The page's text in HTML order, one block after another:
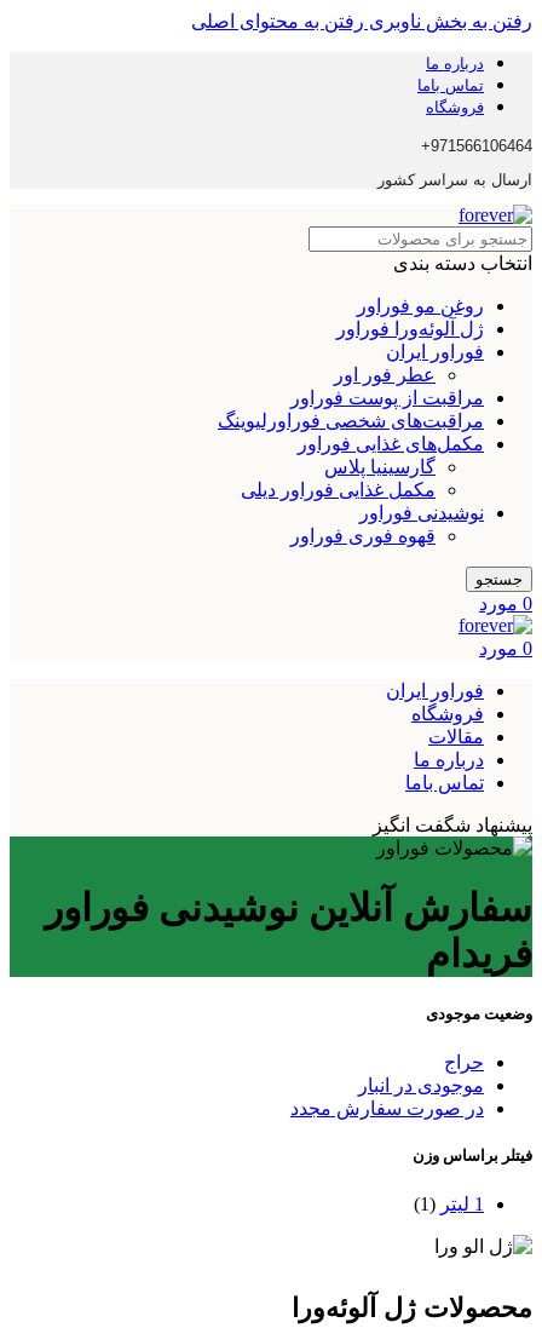
رفتن به بخش ناوبری رفتن به محتوای اصلی
درباره ما
تماس باما
فروشگاه
971566106464+
ارسال به سراسر کشور
انتخاب دسته بندی
روغن مو فوراور
ژل آلوئه‌ورا فوراور
فوراور ایران
عطر فور اور
مراقبت از پوست فوراور
مراقبت‌های شخصی فوراورلیوینگ
مکمل‌های غذایی فوراور
گارسینیا پلاس
مکمل غذایی فوراور دیلی
نوشیدنی فوراور
قهوه فوری فوراور
جستجو
0 مورد
0 مورد
فوراور ایران
فروشگاه
مقالات
درباره ما
تماس باما
پیشنهاد شگفت انگیز
سفارش آنلاین نوشیدنی فوراور
فریدام
وضعیت موجودی
حراج
موجودی در انبار
در صورت سفارش مجدد
فیتلر براساس وزن
1 لیتر (1)
محصولات ژل آلوئه‌ورا